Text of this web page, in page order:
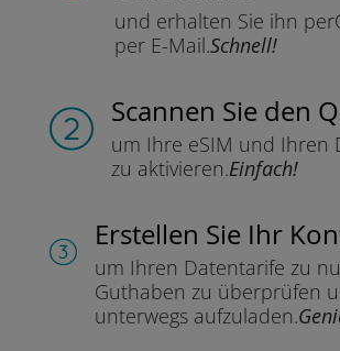
und erhalten Sie ihn per
per E-Mail.Schnell!
Scannen Sie den
um Ihre eSIM und Ihren
zu aktivieren.Einfach!
Erstellen Sie Ihr
um Ihren Datentarife zu
Guthaben zu überprüfen
unterwegs aufzuladen.